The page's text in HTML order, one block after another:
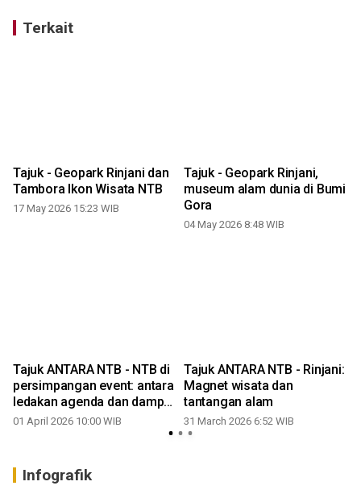
Terkait
Tajuk - Geopark Rinjani dan
Tambora Ikon Wisata NTB
17 May 2026 15:23 WIB
Tajuk - Geopark Rinjani,
museum alam dunia di Bumi
Gora
04 May 2026 8:48 WIB
Tajuk ANTARA NTB - NTB di
persimpangan event: antara
ledakan agenda dan dampak
nyata
01 April 2026 10:00 WIB
Tajuk ANTARA NTB - Rinjani:
Magnet wisata dan
tantangan alam
31 March 2026 6:52 WIB
Infografik